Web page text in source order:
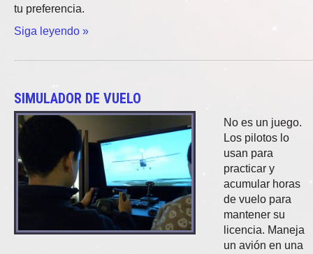
tu preferencia.
Siga leyendo »
SIMULADOR DE VUELO
No es un juego.
Los pilotos lo
usan para
practicar y
acumular horas
de vuelo para
mantener su
licencia. Maneja
un avión en una